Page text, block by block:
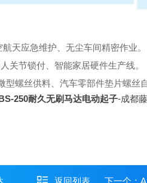
天应急维护、无尘车间精密作业。
关节锁付、智能家居硬件生产线。
螺丝供料、汽车零部件垫片螺丝自
250耐久无刷马达电动起子-成都